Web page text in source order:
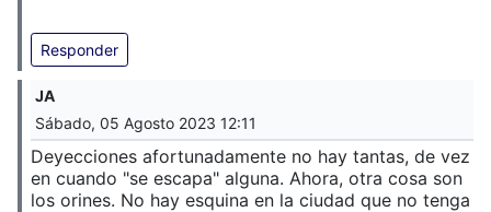
Responder
JA
Sábado, 05 Agosto 2023 12:11
Deyecciones afortunadamente no hay tantas, de vez
en cuando "se escapa" alguna. Ahora, otra cosa son
los orines. No hay esquina en la ciudad que no tenga